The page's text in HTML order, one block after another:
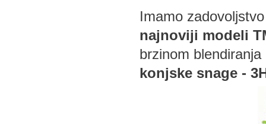
Imamo
najnoviji modeli
brzinom
konjske snage -